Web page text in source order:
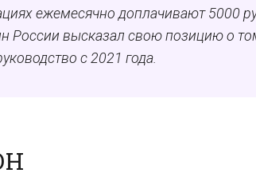
ежемесячно доплачивают 5000
России высказал свою позицию о
с 2021 года.